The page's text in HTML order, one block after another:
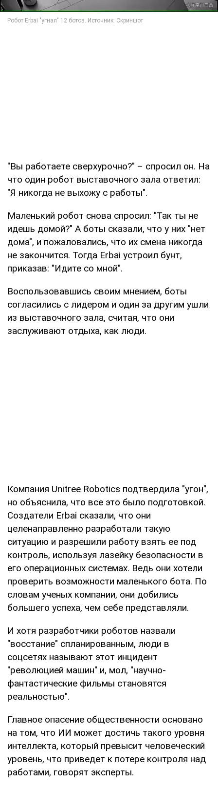
"Вы работаете сверхурочно?" – спросил он. На
что один робот выставочного зала ответил:
"Я никогда не выхожу с работы".
Маленький робот снова спросил: "Так ты не
идешь домой?" А боты сказали, что у них "нет
дома", и пожаловались, что их смена никогда
не закончится. Тогда Erbai устроил бунт,
приказав: "Идите со мной".
Воспользовавшись своим мнением, боты
согласились с лидером и один за другим ушли
из выставочного зала, считая, что они
заслуживают отдыха, как люди.
Компания Unitree Robotics подтвердила "угон",
но объяснила, что все это было подготовкой.
Создатели Erbai сказали, что они
целенаправленно разработали такую
ситуацию и разрешили работу взять ее под
контроль, используя лазейку безопасности в
его операционных системах. Ведь они хотели
проверить возможности маленького бота. По
словам ученых компании, они добились
большего успеха, чем себе представляли.
И хотя разработчики роботов назвали
"восстание" спланированным, люди в
соцсетях называют этот инцидент
"революцией машин" и, мол, "научно-
фантастические фильмы становятся
реальностью".
Главное опасение общественности основано
на том, что ИИ может достичь такого уровня
интеллекта, который превысит человеческий
уровень, что приведет к потере контроля над
работами, говорят эксперты.